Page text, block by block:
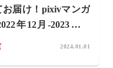
届け！pixivマンガ
年12月-2023年11
2024.01.01